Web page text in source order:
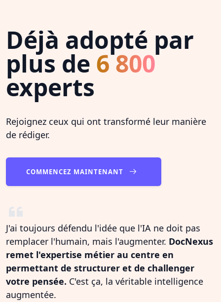
Déjà adopté par
plus de 6 800
experts
Rejoignez ceux qui ont transformé leur manière
de rédiger.
COMMENCEZ MAINTENANT
J'ai toujours défendu l'idée que l'IA ne doit pas
remplacer l'humain, mais l'augmenter. DocNexus
remet l'expertise métier au centre en
permettant de structurer et de challenger
votre pensée. C'est ça, la véritable intelligence
augmentée.